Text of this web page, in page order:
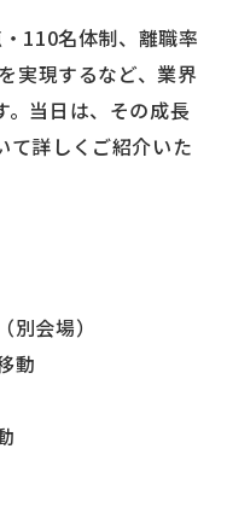
110名体制、離職率
実現するなど、業界
。当日は、その成長
て詳しくご紹介いた
会場）
動